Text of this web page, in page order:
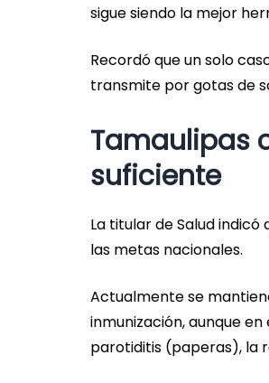
sigue siendo la mejor
Recordó que un solo
transmite por gotas de
Tamaulipas
suficiente
La titular de Salud
las metas nacionales.
Actualmente se
inmunización, aunque
parotiditis (paperas), la